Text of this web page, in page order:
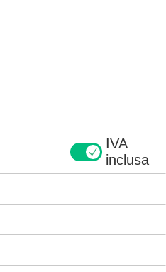
IVA
inclusa